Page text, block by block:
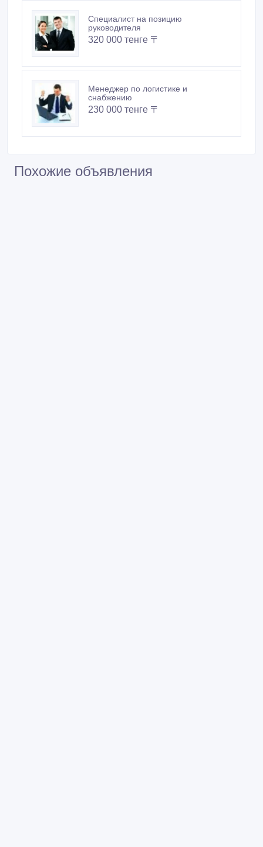
Специалист на позицию
руководителя
320 000 тенге 〒
Менеджер по логистике и
снабжению
230 000 тенге 〒
Похожие объявления